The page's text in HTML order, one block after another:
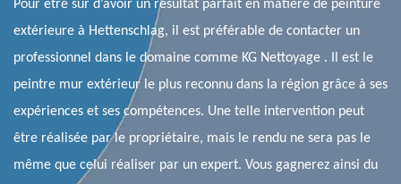
Pour être sûr d’avoir un résultat parfait en matière de peinture
extérieure à Hettenschlag, il est préférable de contacter un
professionnel dans le domaine comme KG Nettoyage . Il est le
peintre mur extérieur le plus reconnu dans la région grâce à ses
expériences et ses compétences. Une telle intervention peut
être réalisée par le propriétaire, mais le rendu ne sera pas le
même que celui réaliser par un expert. Vous gagnerez ainsi du